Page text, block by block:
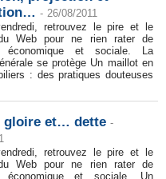
- 26/08/2011
retrouvez le pire et le
Web pour ne rien rater de
économique et sociale. La
se protège Un maillot en
: des pratiques douteuses
gloire et… dette -
retrouvez le pire et le
Web pour ne rien rater de
économique et sociale. Un